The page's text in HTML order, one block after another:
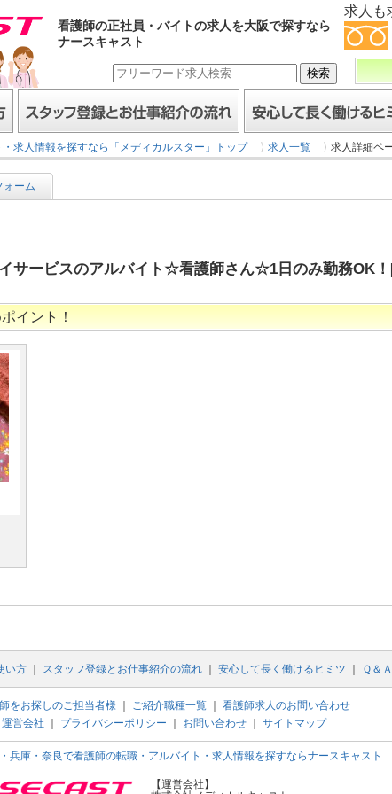
看護師の正社員・バイトの求人を大阪で探すなら
ナースキャスト
求人も
キープ
スタッフ登録とお仕事紹介の流れ 安心して長く働けるヒミツ
求人情報を探すなら「メディカルスター」トップ 求人一覧 求人詳細ペ
ォーム
サービスのアルバイト☆看護師さん☆1日のみ勤務OK
イント！
い方｜ スタッフ登録とお仕事紹介の流れ｜ 安心して長く働けるヒミツ ｜ Ｑ＆
をお探しのご担当者様 ｜ ご紹介職種一覧 ｜ 看護師求人のお問い合わせ
運営会社 ｜ プライバシーポリシー ｜ お問い合わせ ｜ サイトマップ
兵庫・奈良で看護師の転職・アルバイト・求人情報を探すならナースキャスト
【運営会社】